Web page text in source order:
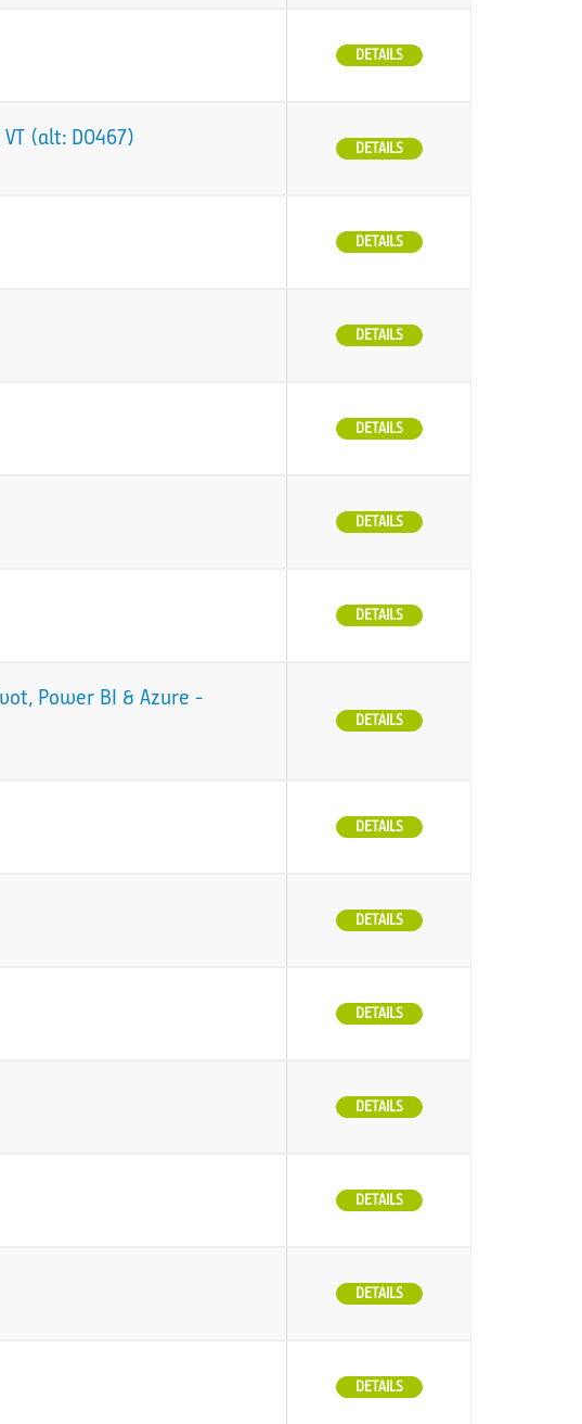
DETAILS
(alt: DO467) DETAILS
DETAILS
DETAILS
DETAILS
DETAILS
DETAILS
Power BI & Azure -
DETAILS
DETAILS
DETAILS
DETAILS
DETAILS
DETAILS
DETAILS
DETAILS